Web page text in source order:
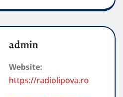
admin
Website:
https://radiolipova.ro